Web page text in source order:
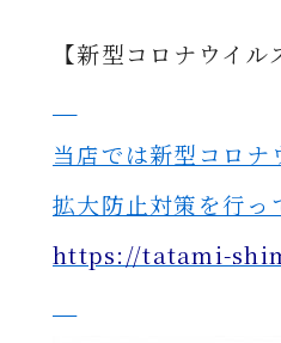
【新型コロナウイル
当店では新型コロナ
拡大防止対策を行っ
https://tatami-